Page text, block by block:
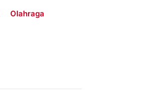
Olahraga